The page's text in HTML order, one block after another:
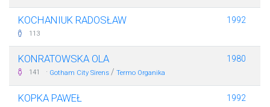
KOCHANIUK RADOSŁAW
113
1992
KONRATOWSKA OLA
141 · Gotham City Sirens / Termo Organika
1980
KOPKA PAWEŁ 1992